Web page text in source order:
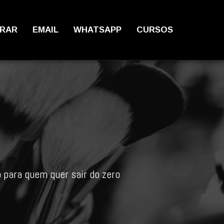
EMAIL WHATSAPP CURSOS
quem quer sair do zero